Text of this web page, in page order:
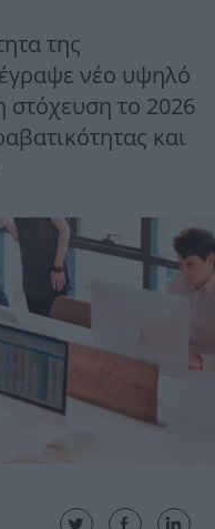
της
νέο υψηλό
στόχευση το 2026
και